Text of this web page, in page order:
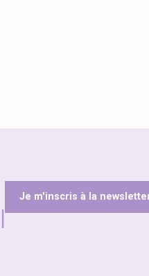
Je m'inscris à la